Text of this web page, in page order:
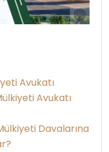
Avukatı
Avukatı
Davalarına